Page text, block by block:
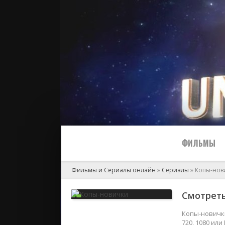
ФИЛЬМЫ
2024
Фильмы и Сериалы онлайн » Сериалы » Копы-
Копы-
720, 1080